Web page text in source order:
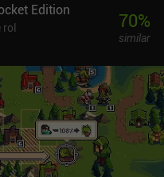
muy bonito con un
disfrutar de forma
compras disponibles
Edition
rol
70%
similar